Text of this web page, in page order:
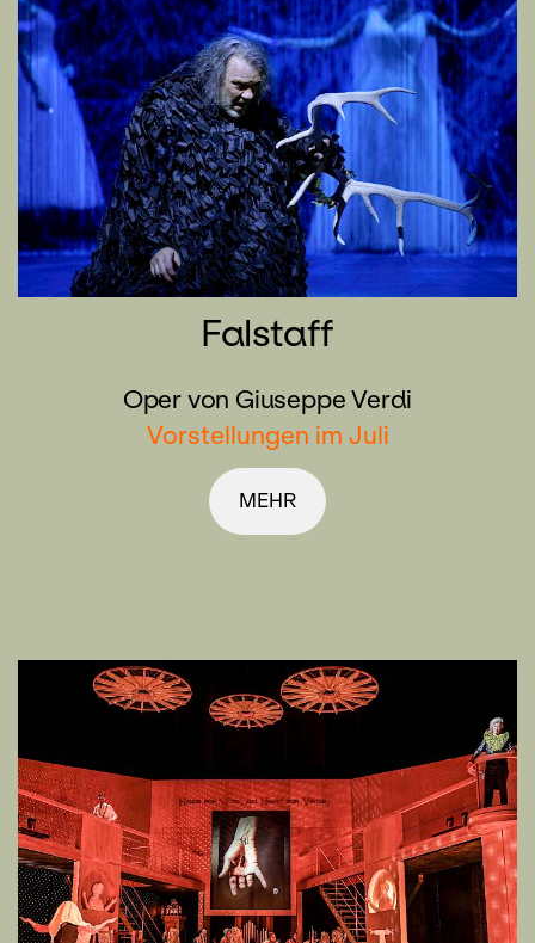
Falstaff
Oper von Giuseppe Verdi
Vorstellungen im Juli
MEHR